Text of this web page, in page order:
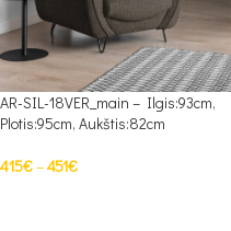
AR-SIL-18VER_main – Ilgis:93cm,
Plotis:95cm, Aukštis:82cm
415€–451€